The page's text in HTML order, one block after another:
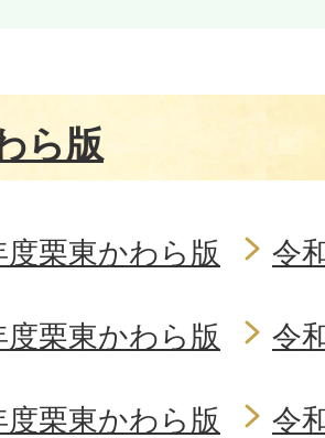
ら版
度栗東かわら版 令
度栗東かわら版 令
度栗東かわら版 令